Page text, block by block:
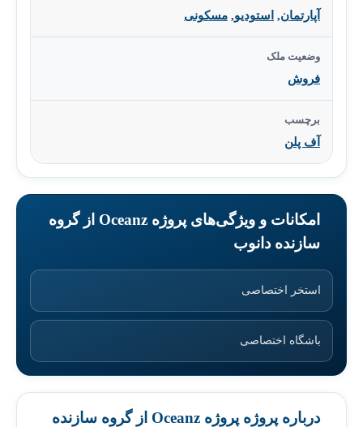
آپارتمان,استودیو,مسکونی
وضعیت ملک
فروش
برچسب
آف پلن
امکانات و ویژگی‌های پروژه Oceanz از گروه
سازنده دانوب
استخر اختصاصی
باشگاه اختصاصی
درباره پروژه پروژه Oceanz از گروه سازنده